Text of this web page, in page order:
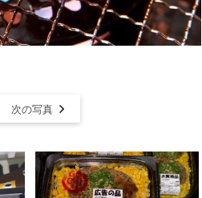
次の写真